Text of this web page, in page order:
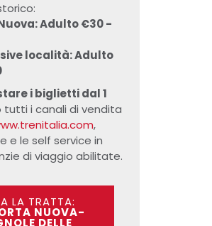
Adulto €30 -
località: Adulto
i biglietti dal 1
i canali di vendita
,
e le self service in
di viaggio abilitate.
LA TRATTA:
NUOVA-
DELLE